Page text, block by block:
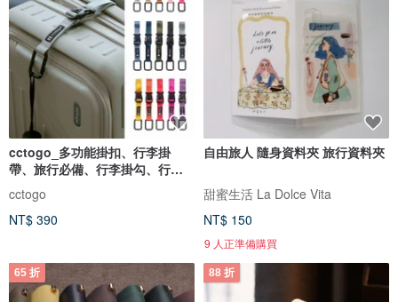
cctogo_多功能掛扣、行李掛
帶、旅行必備、行李掛勾、行李
固定
cctogo
NT$ 390
自由旅人 隨身資料夾 旅行資料夾
甜蜜生活 La Dolce Vita
NT$ 150
9 人正準備購買
65 折 88 折